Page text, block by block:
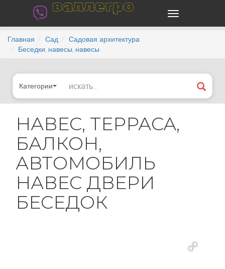
валлегро
Главная Сад
Садовая архитектура
Беседки, навесы, навесы
Категории
НАВЕС, ТЕРРАСА,
БАЛКОН,
АВТОМОБИЛЬ
НАВЕС ДВЕРИ
БЕСЕДОК